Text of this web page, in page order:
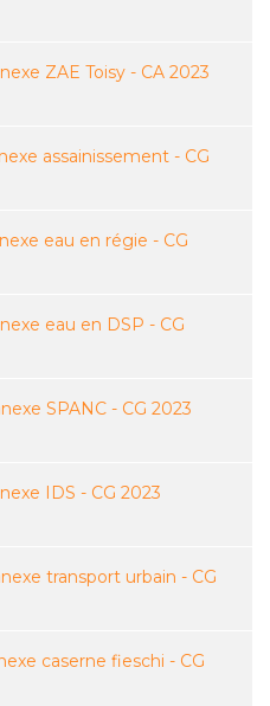
ZAE Toisy - CA 2023
assainissement - CG
eau en régie - CG
eau en DSP - CG
SPANC - CG 2023
IDS - CG 2023
transport urbain - CG
caserne fieschi - CG